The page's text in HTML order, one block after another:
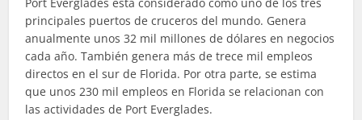
principales puertos de cruceros del mundo. Genera
anualmente unos 32 mil millones de dólares en negocios
cada año. También genera más de trece mil empleos
directos en el sur de Florida. Por otra parte, se estima
que unos 230 mil empleos en Florida se relacionan con
las actividades de Port Everglades.